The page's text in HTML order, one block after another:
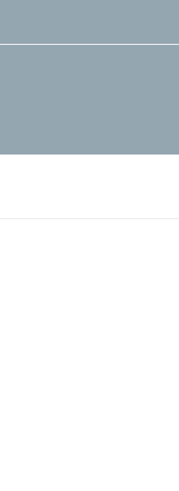
zum
MENU